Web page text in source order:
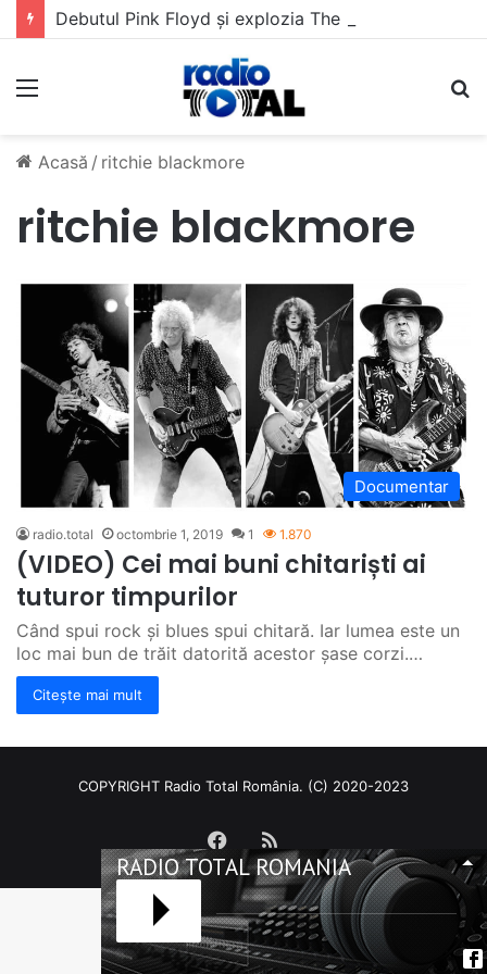
Debutul Pink Floyd și explozia The Kinks
Meniu
Acasă / ritchie blackmore
ritchie blackmore
Documentar
radio.total octombrie 1, 2019 1 1.870
(VIDEO) Cei mai buni chitariști ai
tuturor timpurilor
Când spui rock și blues spui chitară. Iar lumea este un
loc mai bun de trăit datorită acestor șase corzi.…
Citește mai mult
COPYRIGHT Radio Total România. (C) 2020-2023
Facebook
RSS
RADIO TOTAL ROMANIA